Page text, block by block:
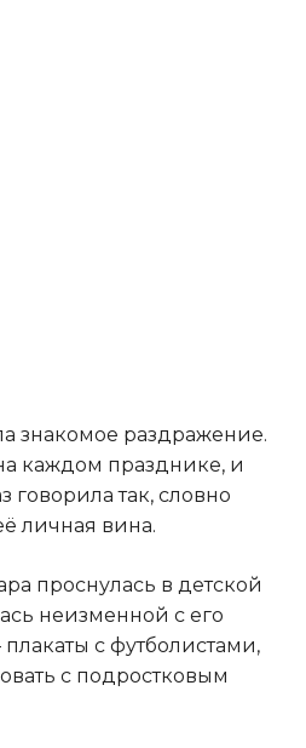
знакомое раздражение.
каждом празднике, и
говорила так, словно
личная вина.
проснулась в детской
неизменной с его
с футболистами,
с подростковым